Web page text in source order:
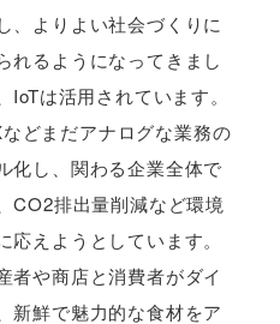
、よりよい社会づくりに
れるようになってきまし
は活用されています。
どまだアナログな業務の
化し、関わる企業全体で
CO2排出量削減など環境
えようとしています。
者や商店と消費者がダイ
新鮮で魅力的な食材をア